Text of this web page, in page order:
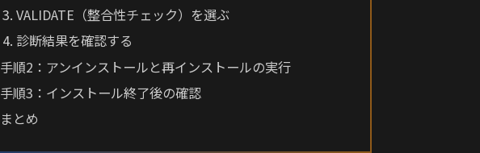
VALIDATE（整合性チェック）を選ぶ
診断結果を確認する
手順2：アンインストールと再インストールの実行
手順3：インストール終了後の確認
まとめ